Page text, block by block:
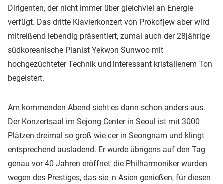
Dirigenten, der nicht immer über gleichviel an Energie
verfügt. Das dritte Klavierkonzert von Prokofjew aber wird
mitreißend lebendig präsentiert, zumal auch der 28jährige
südkoreanische Pianist Yekwon Sunwoo mit
hochgezüchteter Technik und interessant kristallenem Ton
begeistert.
Am kommenden Abend sieht es dann schon anders aus.
Der Konzertsaal im Sejong Center in Seoul ist mit 3000
Plätzen dreimal so groß wie der in Seongnam und klingt
entsprechend ausladend. Er wurde übrigens auf den Tag
genau vor 40 Jahren eröffnet; die Philharmoniker wurden
wegen des Prestiges, das sie in Asien genießen, für diesen